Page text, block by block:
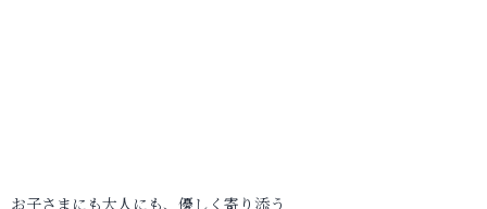
お子さまにも大人にも、優しく寄り添う